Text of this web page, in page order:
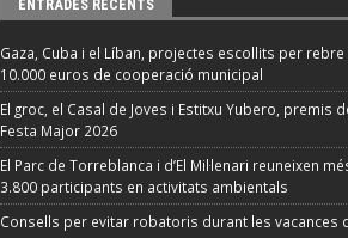
ENTRADES RECENTS
Gaza, Cuba i el Líban, projectes escollits per rebre
10.000 euros de cooperació municipal
El groc, el Casal de Joves i Estitxu Yubero, premis
Festa Major 2026
El Parc de Torreblanca i d’El Mil·lenari reuneixen
3.800 participants en activitats ambientals
Consells per evitar robatoris durant les vacances